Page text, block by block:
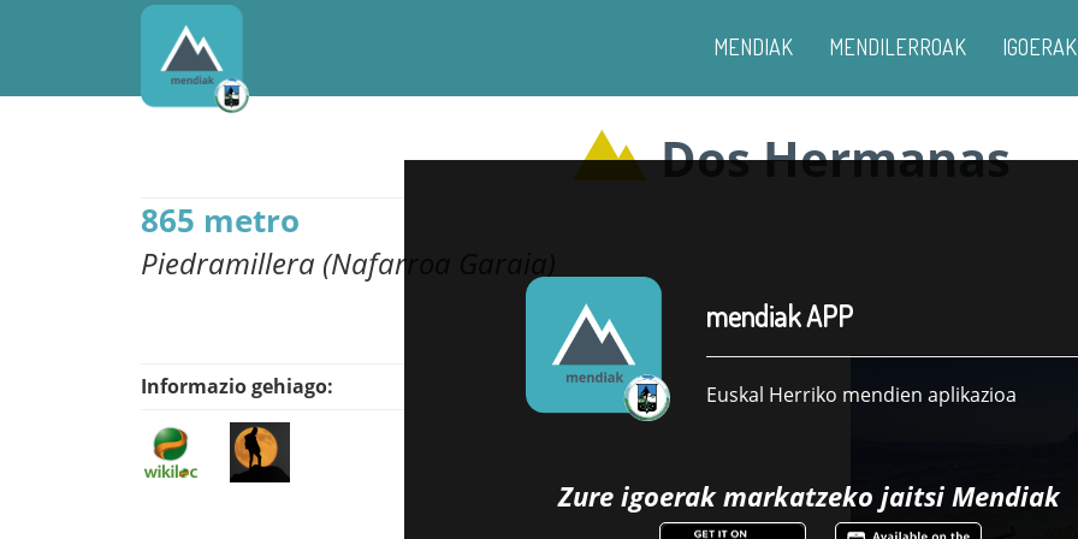
MENDIAK MENDILERROAK IGOERAK
mendiak APP
Euskal Herriko mendien aplikazioa
Zure igoerak markatzeko jaitsi Mendiak
Dos Hermanas
865 metro
Piedramillera (Nafarroa Garaia)
Informazio gehiago: